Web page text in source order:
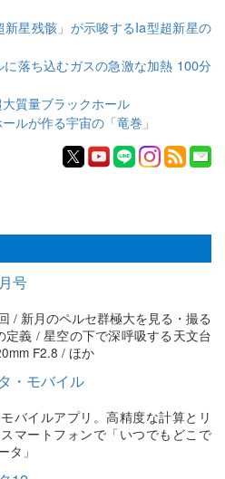
新星残骸」が示唆するIa型超新星の
に落ち込むガスの急激な加熱 100分
質量ブラックホール
ルが作る宇宙の「竜巻」
号
/ 新月のペルセ群極大を見る・撮る
定義 / 星空の下で深呼吸する天文台
F2.8 / ほか
・モバイル
バイルアプリ。高精度な計算とリ
マートフォンで「いつでもどこで
タ」